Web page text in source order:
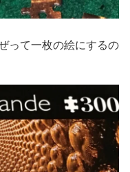
って一枚の絵にするの